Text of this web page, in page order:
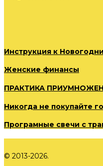
Инструкция к
Женские финансы
ПРАКТИКА
Никогда не покупайте
Програмные свечи с
© 2013-2026.